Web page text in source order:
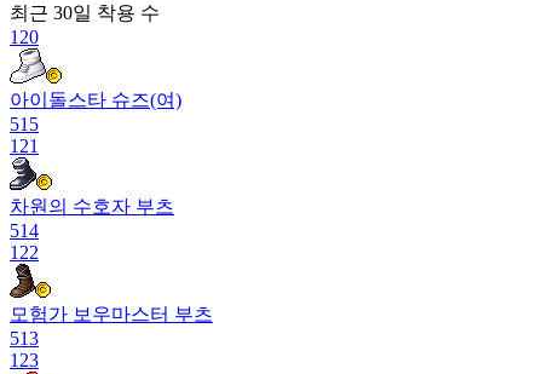
최근 30일 착용 수
120
아이돌스타 슈즈(여)
515
121
차원의 수호자 부츠
514
122
모험가 보우마스터 부츠
513
123